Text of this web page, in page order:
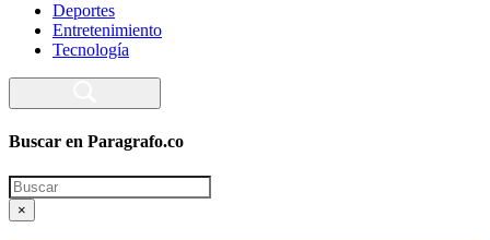
Deportes
Entretenimiento
Tecnología
Buscar en Paragrafo.co
Search
×